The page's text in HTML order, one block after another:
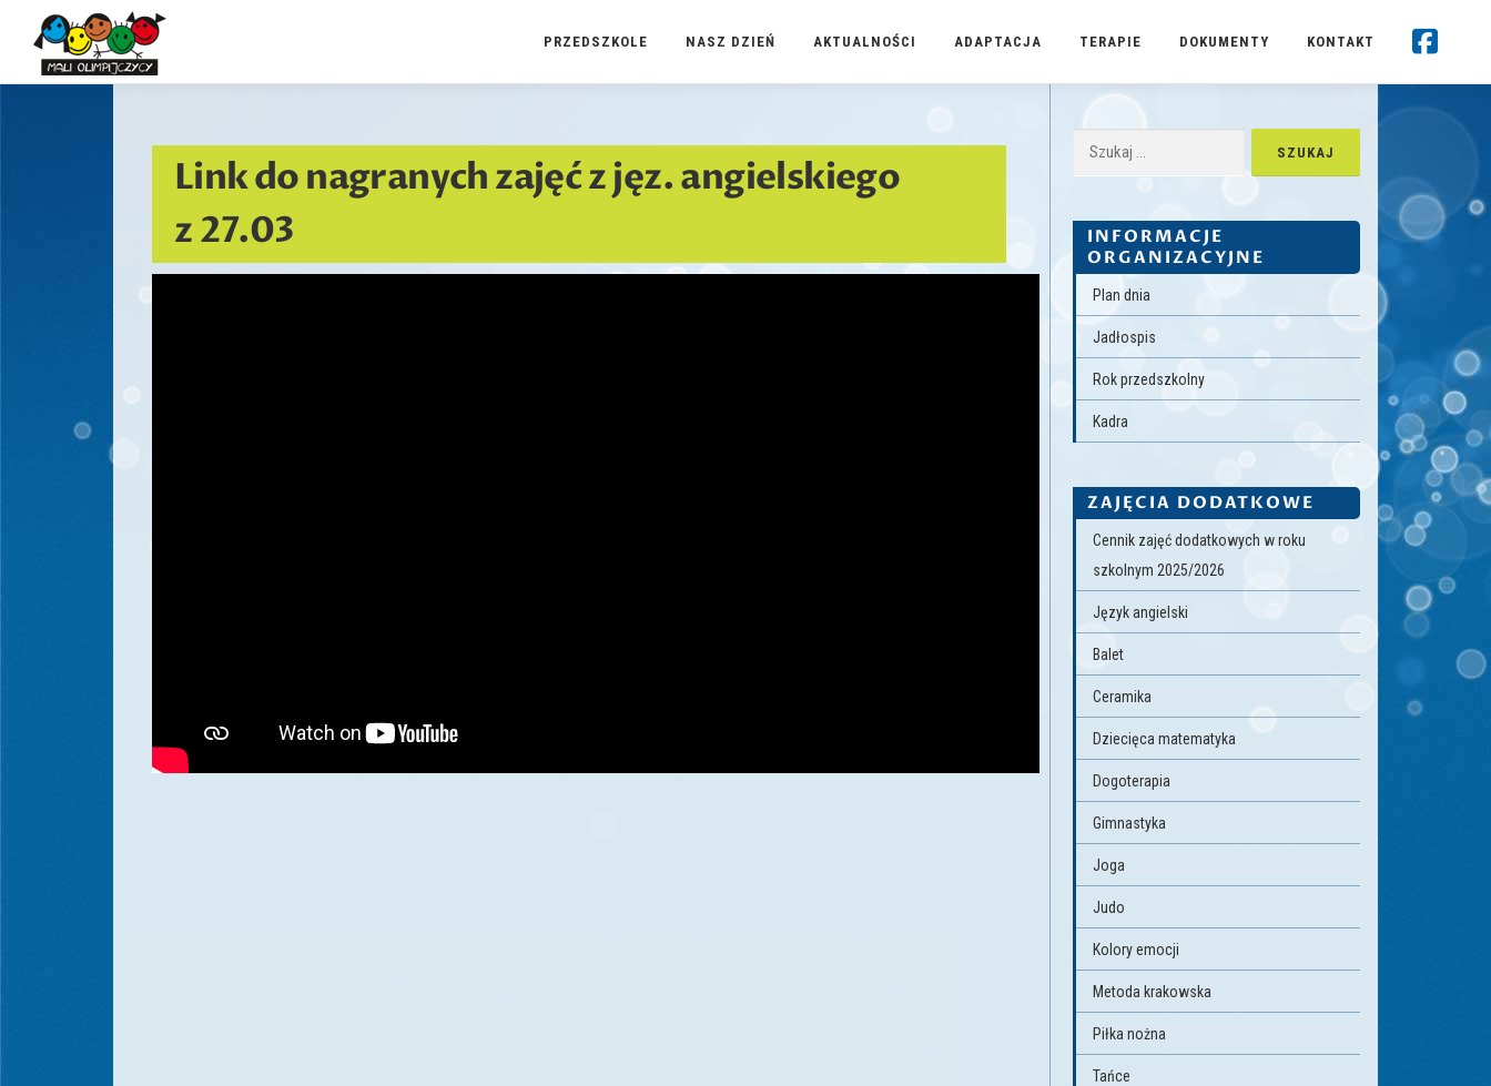
Przejdź
PRZEDSZKOLE NASZ DZIEŃ AKTUALNOŚCI ADAPTACJA TERAPIE DOKUMENTY KONTAKT
Link do nagranych zajęć z jęz. angielskiego
z 27.03
Szukaj:
INFORMACJE
ORGANIZACYJNE
Plan dnia
Jadłospis
Rok przedszkolny
Kadra
ZAJĘCIA DODATKOWE
Cennik zajęć dodatkowych w roku
szkolnym 2025/2026
Język angielski
Balet
Ceramika
Dziecięca matematyka
Dogoterapia
Gimnastyka
Joga
Judo
Kolory emocji
Metoda krakowska
Piłka nożna
Tańce